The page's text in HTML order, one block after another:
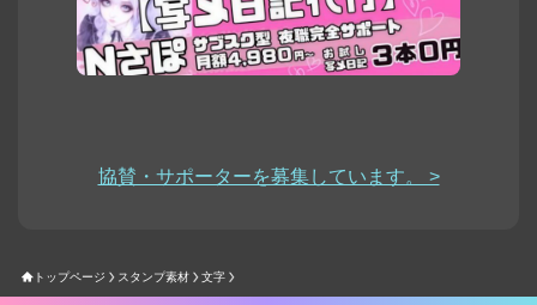
協賛・サポーターを募集しています。 >
トップページ スタンプ素材 文字